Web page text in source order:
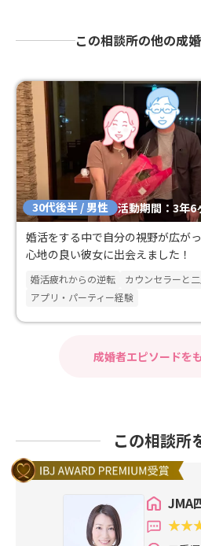
この相談所の他の成
30代後半 / 男性 活動期間：3年6
婚活をする中で自分の視野が広が
心地の良い彼女に出会えました！
婚活疲れからの逆転
カウンセラーと
アプリ・パーティー経験
成婚者エピソードを
この相談所
JMA